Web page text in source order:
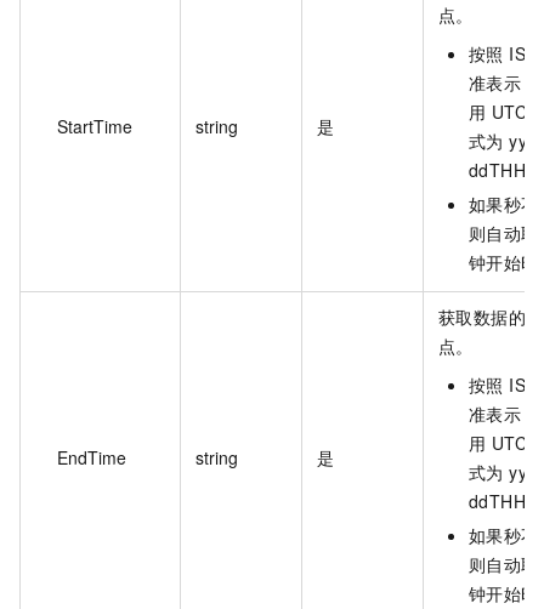
StartTime string 是
点。
按照
准表示
用 UTC
式为
如果秒
则自动
钟开始时
EndTime string 是
获取数据的
点。
按照
准表示
用 UTC
式为
如果秒
则自动
钟开始时